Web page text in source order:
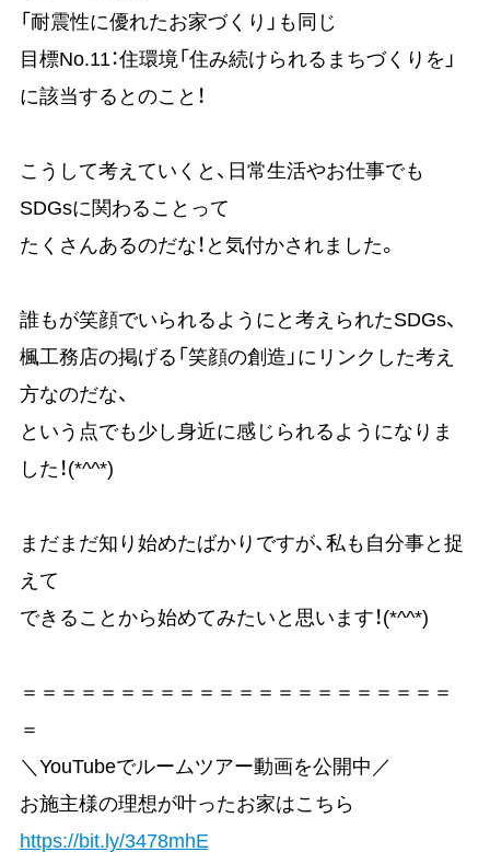
「耐震性に優れたお家づくり」も同じ
目標No.11：住環境「住み続けられるまちづくりを」
に該当するとのこと！
こうして考えていくと、日常生活やお仕事でも
SDGsに関わることって
たくさんあるのだな！と気付かされました。
誰もが笑顔でいられるようにと考えられたSDGs、
楓工務店の掲げる「笑顔の創造」にリンクした考え
方なのだな、
という点でも少し身近に感じられるようになりま
した！(*^^*)
まだまだ知り始めたばかりですが、私も自分事と捉
えて
できることから始めてみたいと思います！(*^^*)
＝＝＝＝＝＝＝＝＝＝＝＝＝＝＝＝＝＝＝＝＝＝
＝
＼YouTubeでルームツアー動画を公開中／
お施主様の理想が叶ったお家はこちら
https://bit.ly/3478mhE